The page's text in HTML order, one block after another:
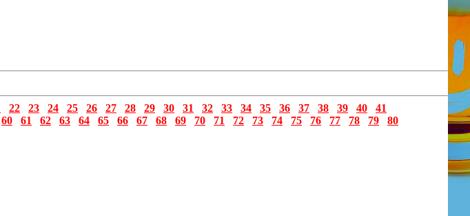
22 23 24 25 26 27 28 29 30 31 32 33 34 35 36 37 38 39 40
41
60 61 62 63 64 65 66 67 68 69 70 71 72 73 74 75 76 77 78 79 80